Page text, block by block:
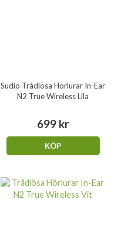
Sudio Trådlösa Hörlurar In-Ear
N2 True Wireless Lila
699 kr
KÖP